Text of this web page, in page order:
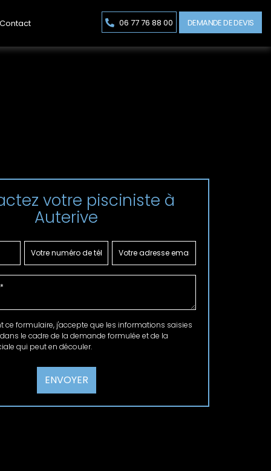
Contact 06 77 76 88 00 DEMANDE DE DEVIS
votre pisciniste à
Auterive
formulaire, j'accepte que les informations saisies
le cadre de la demande formulée et de la
qui peut en découler.